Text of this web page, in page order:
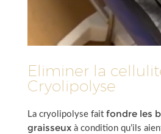
Eliminer la
Cryolipolyse
La cryolipolyse fait fondre les
graisseuxà condition qu’ils